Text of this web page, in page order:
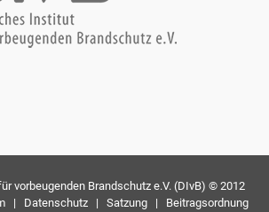
vorbeugenden Brandschutz e.V. (DIvB) © 2012
| Datenschutz | Satzung | Beitragsordnung